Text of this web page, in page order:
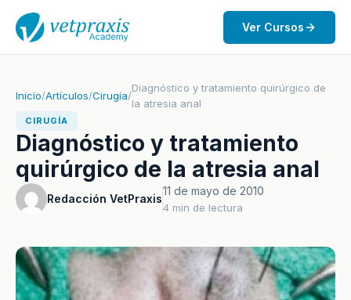
Ver Cursos
Inicio/Artículos/Cirugía/
Diagnóstico y tratamiento quirúrgico de
la atresia anal
CIRUGÍA
Diagnóstico y tratamiento
quirúrgico de la atresia anal
Redacción VetPraxis
11 de mayo de 2010
4 min de lectura